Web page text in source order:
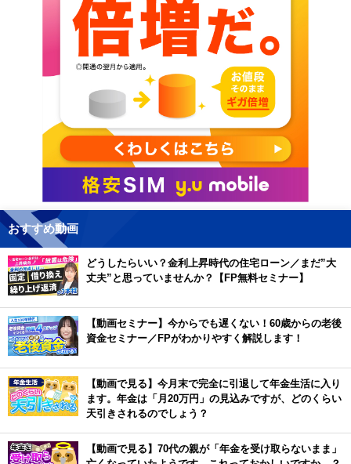
おすすめ動画
どうしたらいい？金利上昇時代の住宅ローン／まだ”大
丈夫”と思っていませんか？【FP無料セミナー】
【動画セミナー】今からでも遅くない！60歳からの老後
資金セミナー／FPがわかりやすく解説します！
【動画で見る】今月末で完全に引退して年金生活に入り
ます。年金は「月20万円」の見込みですが、どのくらい
天引きされるのでしょう？
【動画で見る】70代の親が「年金を受け取らないまま」